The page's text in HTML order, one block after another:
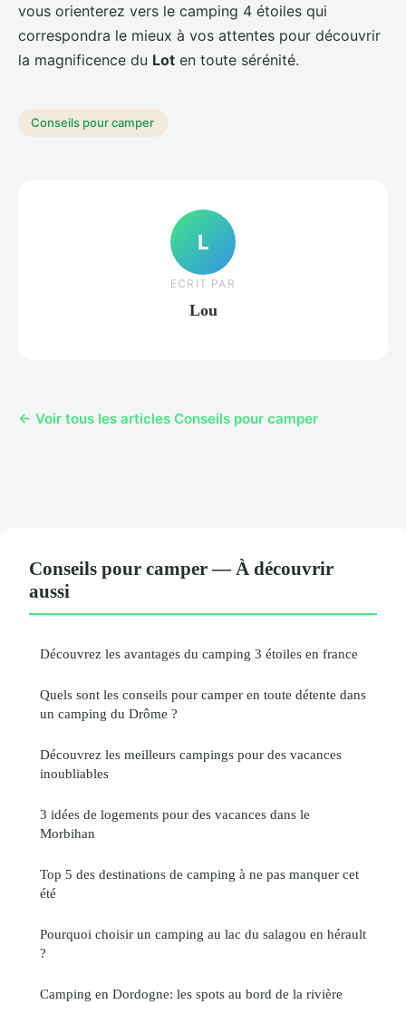
vous orienterez vers le camping 4 étoiles qui
correspondra le mieux à vos attentes pour découvrir
la magnificence du Lot en toute sérénité.
Conseils pour camper
L
ECRIT PAR
Lou
← Voir tous les articles Conseils pour camper
Conseils pour camper — À découvrir
aussi
Découvrez les avantages du camping 3 étoiles en france
Quels sont les conseils pour camper en toute détente dans
un camping du Drôme ?
Découvrez les meilleurs campings pour des vacances
inoubliables
3 idées de logements pour des vacances dans le
Morbihan
Top 5 des destinations de camping à ne pas manquer cet
été
Pourquoi choisir un camping au lac du salagou en hérault
?
Camping en Dordogne: les spots au bord de la rivière